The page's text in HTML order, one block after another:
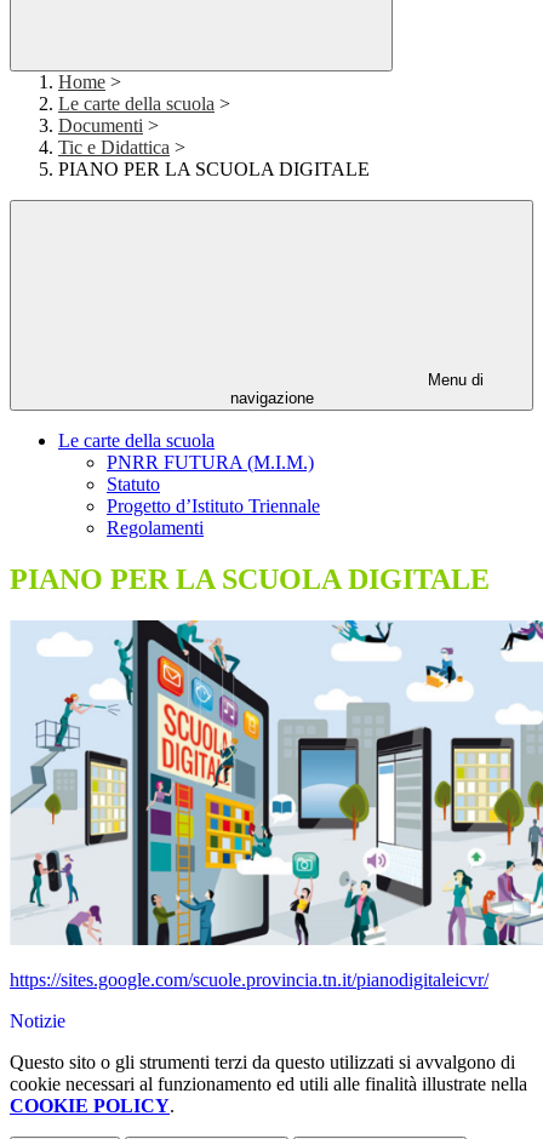
Home >
Le carte della scuola >
Documenti >
Tic e Didattica >
PIANO PER LA SCUOLA DIGITALE
Menu di
navigazione
Le carte della scuola
PNRR FUTURA (M.I.M.)
Statuto
Progetto d’Istituto Triennale
Regolamenti
PIANO PER LA SCUOLA DIGITALE
https://sites.google.com/scuole.provincia.tn.it/pianodigitaleicvr/
Notizie
Questo sito o gli strumenti terzi da questo utilizzati si avvalgono di
cookie necessari al funzionamento ed utili alle finalità illustrate nella
COOKIE POLICY.